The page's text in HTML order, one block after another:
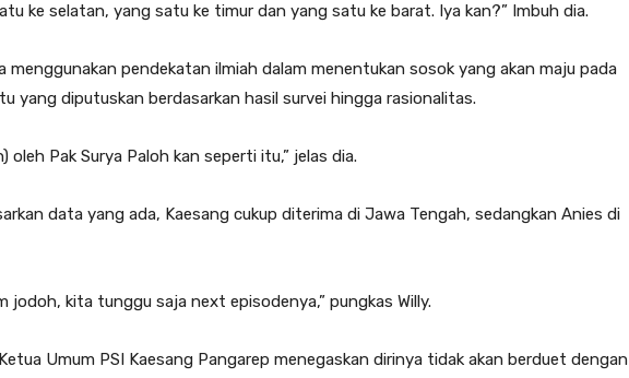
ke selatan, yang satu ke timur dan yang satu ke barat. Iya kan?” Imbuh dia.
menggunakan pendekatan ilmiah dalam menentukan sosok yang akan maju pada
yang diputuskan berdasarkan hasil survei hingga rasionalitas.
oleh Pak Surya Paloh kan seperti itu,” jelas dia.
data yang ada, Kaesang cukup diterima di Jawa Tengah, sedangkan Anies di
jodoh, kita tunggu saja next episodenya,” pungkas Willy.
Umum PSI Kaesang Pangarep menegaskan dirinya tidak akan berduet dengan